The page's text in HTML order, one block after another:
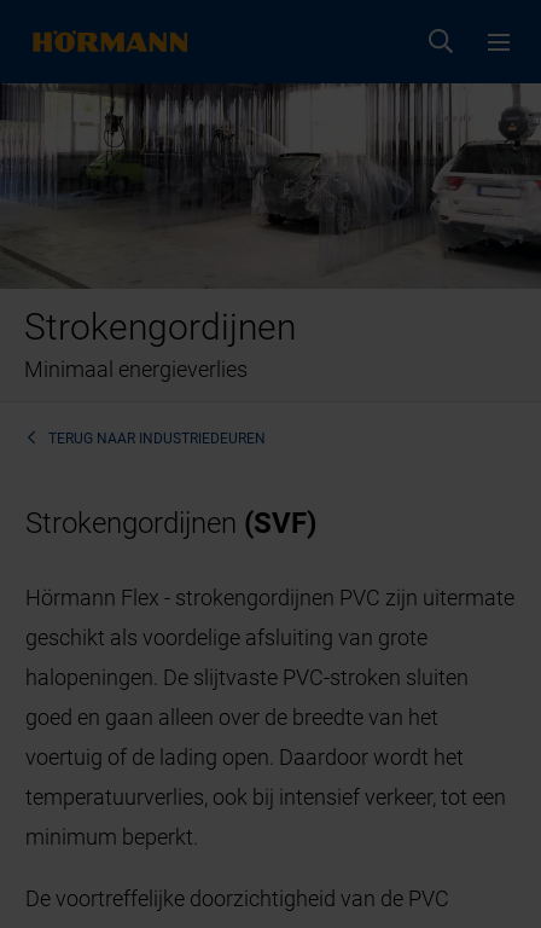
Strokengordijnen
Minimaal energieverlies
TERUG NAAR INDUSTRIEDEUREN
Strokengordijnen (SVF)
Hörmann Flex - strokengordijnen PVC zijn uitermate
geschikt als voordelige afsluiting van grote
halopeningen. De slijtvaste PVC-stroken sluiten
goed en gaan alleen over de breedte van het
voertuig of de lading open. Daardoor wordt het
temperatuurverlies, ook bij intensief verkeer, tot een
minimum beperkt.
De voortreffelijke doorzichtigheid van de PVC